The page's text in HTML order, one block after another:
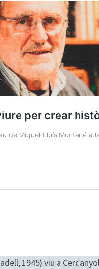
1945) viu a